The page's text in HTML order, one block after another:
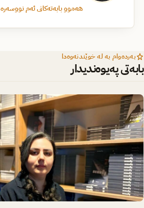
هەموو بابەتەکانی ئەم نووسەرە
بەردەوام بە لە خوێندنەوەدا
بابەتی پەیوەندیدار